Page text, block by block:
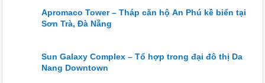
Apromaco Tower – Tháp căn hộ An Phú kề biển tại
Sơn Trà, Đà Nẵng
Sun Galaxy Complex – Tổ hợp trong đại đô thị Da
Nang Downtown